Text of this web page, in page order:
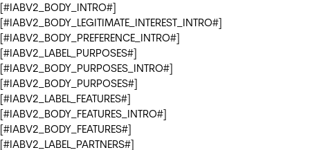
[#IABV2_BODY_INTRO#]
[#IABV2_BODY_LEGITIMATE_INTEREST_INTRO#]
[#IABV2_BODY_PREFERENCE_INTRO#]
[#IABV2_LABEL_PURPOSES#]
[#IABV2_BODY_PURPOSES_INTRO#]
[#IABV2_BODY_PURPOSES#]
[#IABV2_LABEL_FEATURES#]
[#IABV2_BODY_FEATURES_INTRO#]
[#IABV2_BODY_FEATURES#]
[#IABV2_LABEL_PARTNERS#]